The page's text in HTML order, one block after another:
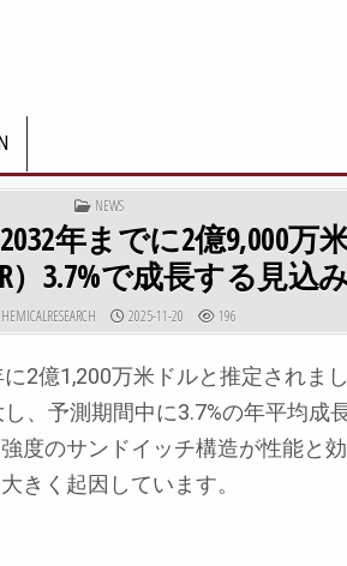
POSTED IN
NEWS
年までに2億9,000
）3.7%で成長する見込
PUBLISHED DATE:
2025-11-20 196
2億1,200万米ドルと推定されま
、予測期間中に3.7%の年平均成
度のサンドイッチ構造が性能と
きく起因しています。